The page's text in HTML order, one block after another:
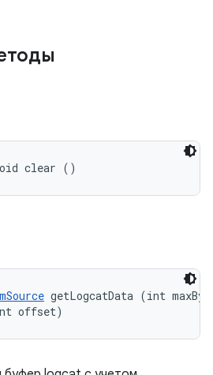
clear ()
getLogcatData (int
offset)